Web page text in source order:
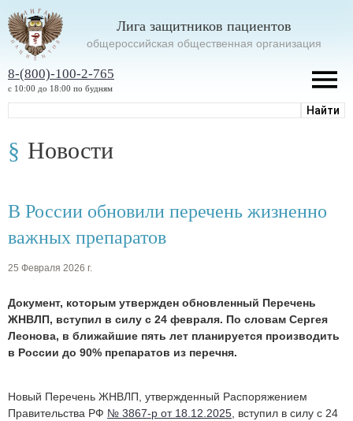
Лига защитников пациентов
oбщероссийская общественная организация
8-(800)-100-2-765
с 10:00 до 18:00 по будням
Новости
В России обновили перечень жизненно
важных препаратов
25 Февраля 2026 г.
Документ, которым утвержден обновленный Перечень
ЖНВЛП, вступил в силу с 24 февраля. По словам Сергея
Леонова, в ближайшие пять лет планируется производить
в России до 90% препаратов из перечня.
Новый Перечень ЖНВЛП, утвержденный Распоряжением
Правительства РФ № 3867-р от 18.12.2025 , вступил в силу с 24